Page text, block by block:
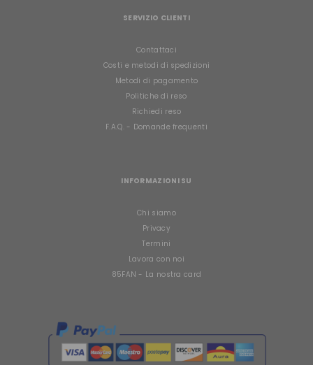
SERVIZIO CLIENTI
Contattaci
Costi e metodi di spedizioni
Metodi di pagamento
Politiche di reso
Richiedi reso
F.A.Q. - Domande frequenti
INFORMAZIONI SU
Chi siamo
Privacy
Termini
Lavora con noi
85FAN - La nostra card